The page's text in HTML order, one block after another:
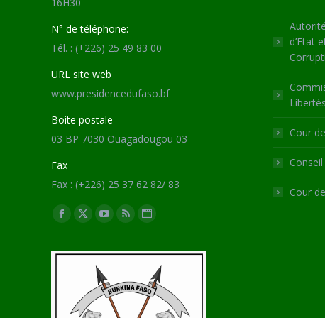
N° de téléphone:
Tél. : (+226) 25 49 83 00
URL site web
www.presidencedufaso.bf
Boite postale
03 BP 7030 Ouagadougou 03
Fax
Fax : (+226) 25 37 62 82/ 83
Trouvez nous sur :
Facebook
opens
window
X
opens
new
window
YouTube
opens
in
new
window
RSS
opens
new
window
Site
page
opens
in
new
d’Etat
Cour
Conseil
Cour